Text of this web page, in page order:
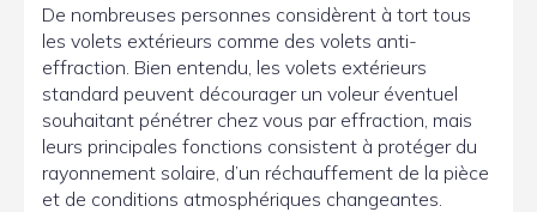
De nombreuses personnes considèrent à tort tous
les volets extérieurs comme des volets anti-
effraction. Bien entendu, les volets extérieurs
standard peuvent décourager un voleur éventuel
souhaitant pénétrer chez vous par effraction, mais
leurs principales fonctions consistent à protéger du
rayonnement solaire, d’un réchauffement de la pièce
et de conditions atmosphériques changeantes.